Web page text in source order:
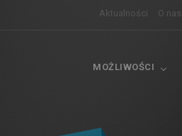
Aktualności O nas
MOŻLIWOŚCI